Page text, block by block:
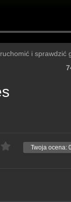
i sprawdzić
Twoja ocena: